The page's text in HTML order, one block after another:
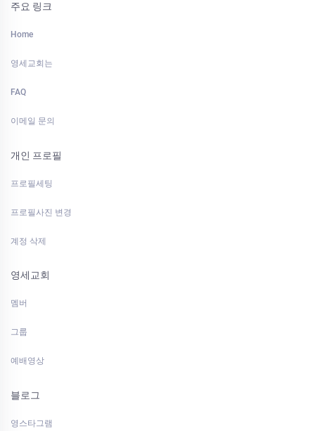
주요 링크
Home
영세교회는
FAQ
이메일 문의
개인 프로필
프로필세팅
프로필사진 변경
계정 삭제
영세교회
멤버
그룹
예배영상
블로그
영스타그램